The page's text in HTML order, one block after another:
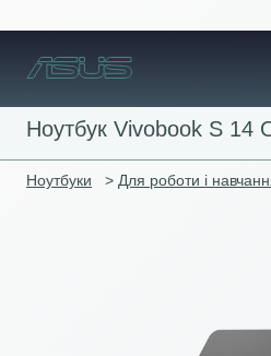
Ноутбук Vivobook S 14
Ноутбуки > Для роботи і